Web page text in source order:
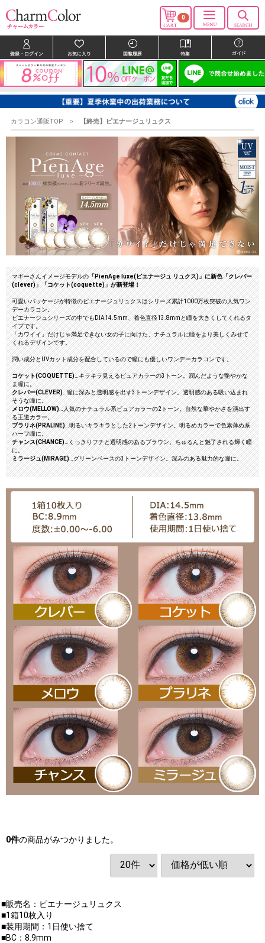
0
カラコン通販TOP 【終売】ピエナージュリュクス
マギーさんイメージモデルの「PienAge luxe(ピエナージュ リュクス)」に新色「クレバー
(clever)」「コケット(coquette)」が新登場！
可愛いパッケージが特徴のピエナージュリュクスはシリーズ累計1000万枚突破の人気ワン
デーカラコン。
ピエナージュシリーズの中でもDIA14.5mm、着色直径13.8mmと瞳を大きくしてくれるタ
イプです。
「カワイイ」だけじゃ満足できない女の子に向けた、ナチュラルに瞳をより美しくみせて
くれるデザインです。
潤い成分とUVカット成分を配合しているので瞳にも優しいワンデーカラコンです。
コケット(COQUETTE)…キラキラ見えるピュアカラーの3トーン。潤んだような艶やかな
ま瞳に。
クレバー(CLEVER)…瞳に深みと透明感を出す3トーンデザイン。透明感のある吸い込まれ
そうな瞳に。
メロウ(MELLOW)…人気のナチュラル系ピュアカラーの2トーン。自然な華やかさを演出す
る王道カラー。
プラリネ(PRALINE)…明るいキラキラとした2トーンデザイン。明るめカラーで色素薄め系
ハーフ瞳に。
チャンス(CHANCE)…くっきりフチと透明感のあるブラウン。ちゅるんと魅了される輝く瞳
に。
ミラージュ(MIRAGE)…グリーンベースの3トーンデザイン。深みのある魅力的な瞳に。
0件の商品がみつかりました。
■販売名：ピエナージュリュクス
■1箱10枚入り
■装用期間：1日使い捨て
■BC：8.9mm